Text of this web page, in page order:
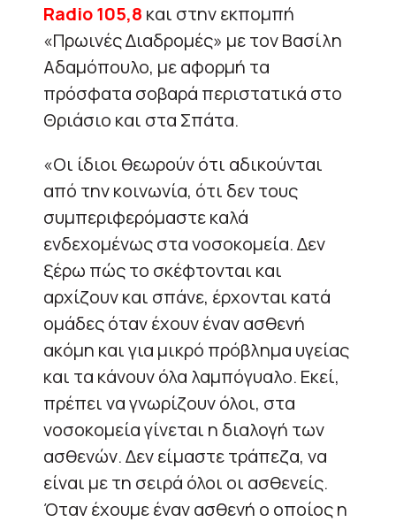
Radio 105,8 και στην εκπομπή
«Πρωινές Διαδρομές» με τον Βασίλη
Αδαμόπουλο, με αφορμή τα
πρόσφατα σοβαρά περιστατικά στο
Θριάσιο και στα Σπάτα.
«Οι ίδιοι θεωρούν ότι αδικούνται
από την κοινωνία, ότι δεν τους
συμπεριφερόμαστε καλά
ενδεχομένως στα νοσοκομεία. Δεν
ξέρω πώς το σκέφτονται και
αρχίζουν και σπάνε, έρχονται κατά
ομάδες όταν έχουν έναν ασθενή
ακόμη και για μικρό πρόβλημα υγείας
και τα κάνουν όλα λαμπόγυαλο. Εκεί,
πρέπει να γνωρίζουν όλοι, στα
νοσοκομεία γίνεται η διαλογή των
ασθενών. Δεν είμαστε τράπεζα, να
είναι με τη σειρά όλοι οι ασθενείς.
Όταν έχουμε έναν ασθενή ο οποίος η